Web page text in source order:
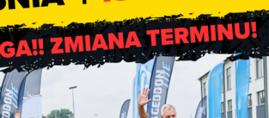
Przyjęcia specjalistów w GOZ w
Rząśni. Marzec 2026